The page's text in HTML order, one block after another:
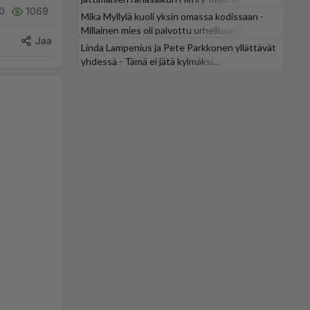
1069
Jaa
Mika Myllylä kuoli yksin omassa kodissaan -
Millainen mies oli palvottu urheilusankari?
Linda Lampenius ja Pete Parkkonen yllättävät
yhdessä - Tämä ei jätä kylmäksi...